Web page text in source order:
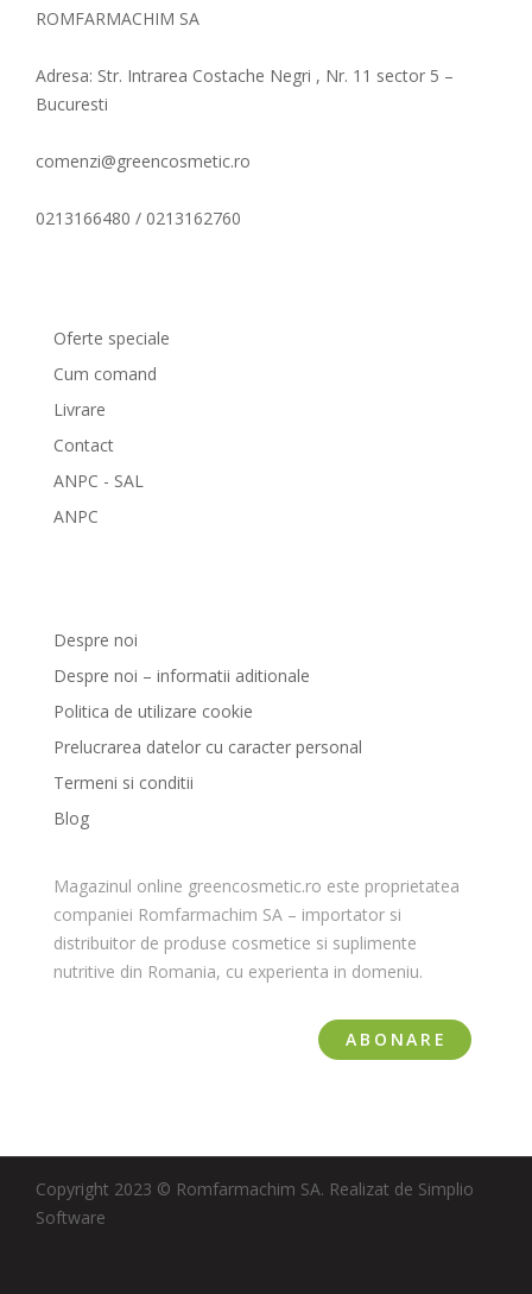
ROMFARMACHIM SA
Adresa: Str. Intrarea Costache Negri , Nr. 11 sector 5 –
Bucuresti
comenzi@greencosmetic.ro
0213166480 / 0213162760
Oferte speciale
Cum comand
Livrare
Contact
ANPC - SAL
ANPC
Despre noi
Despre noi – informatii aditionale
Politica de utilizare cookie
Prelucrarea datelor cu caracter personal
Termeni si conditii
Blog
Magazinul online greencosmetic.ro este proprietatea
companiei Romfarmachim SA – importator si
distribuitor de produse cosmetice si suplimente
nutritive din Romania, cu experienta in domeniu.
ABONARE
Copyright 2023 © Romfarmachim SA. Realizat de Simplio
Software